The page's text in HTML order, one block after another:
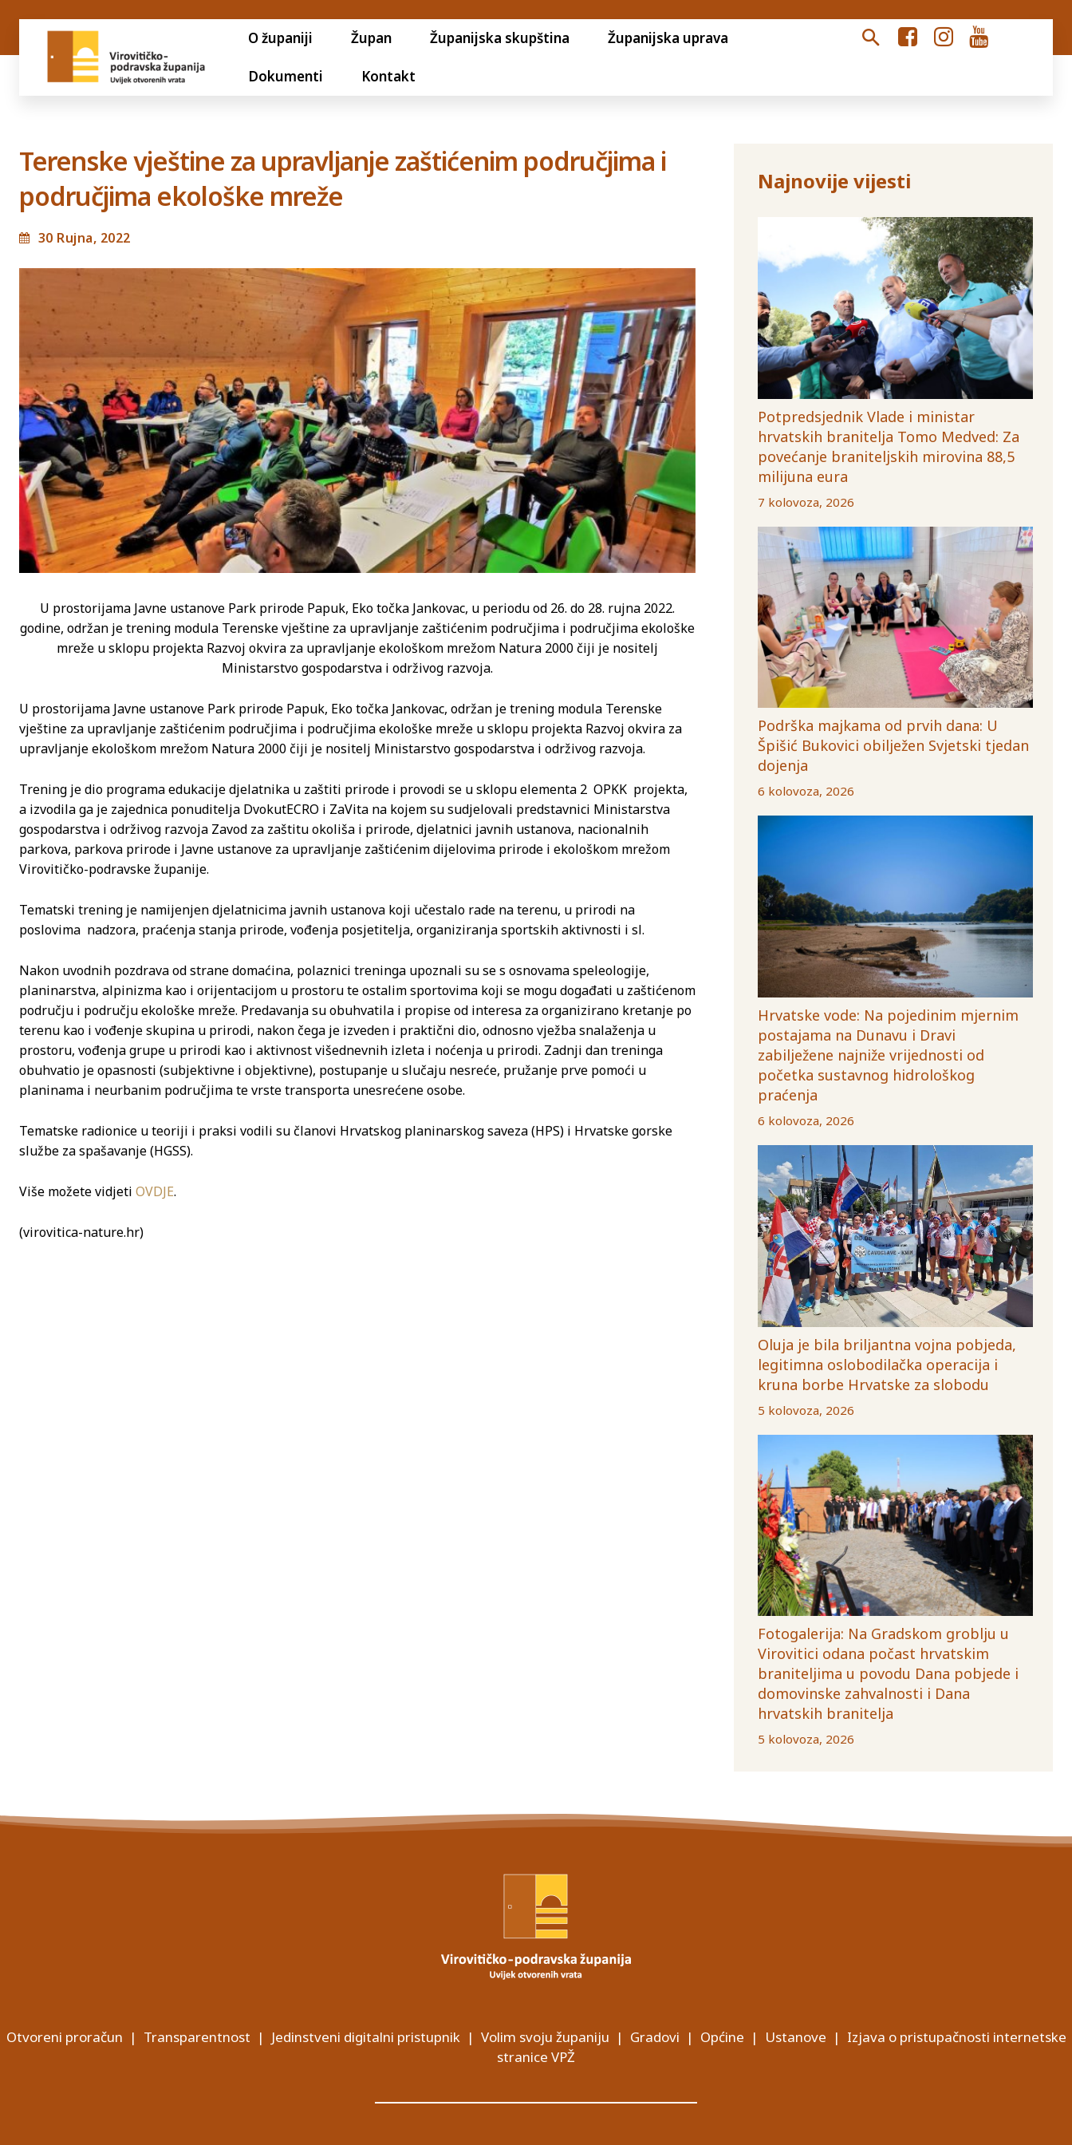
O županiji Župan Županijska skupština Županijska uprava
Dokumenti Kontakt
Terenske vještine za upravljanje zaštićenim područjima i
područjima ekološke mreže
30 Rujna, 2022
U prostorijama Javne ustanove Park prirode Papuk, Eko točka Jankovac, u periodu od 26. do 28. rujna 2022.
godine, održan je trening modula Terenske vještine za upravljanje zaštićenim područjima i područjima ekološke
mreže u sklopu projekta Razvoj okvira za upravljanje ekološkom mrežom Natura 2000 čiji je nositelj
Ministarstvo gospodarstva i održivog razvoja.
U prostorijama Javne ustanove Park prirode Papuk, Eko točka Jankovac, održan je trening modula Terenske
vještine za upravljanje zaštićenim područjima i područjima ekološke mreže u sklopu projekta Razvoj okvira za
upravljanje ekološkom mrežom Natura 2000 čiji je nositelj Ministarstvo gospodarstva i održivog razvoja.
Trening je dio programa edukacije djelatnika u zaštiti prirode i provodi se u sklopu elementa 2 OPKK projekta,
a izvodila ga je zajednica ponuditelja DvokutECRO i ZaVita na kojem su sudjelovali predstavnici Ministarstva
gospodarstva i održivog razvoja Zavod za zaštitu okoliša i prirode, djelatnici javnih ustanova, nacionalnih
parkova, parkova prirode i Javne ustanove za upravljanje zaštićenim dijelovima prirode i ekološkom mrežom
Virovitičko-podravske županije.
Tematski trening je namijenjen djelatnicima javnih ustanova koji učestalo rade na terenu, u prirodi na
poslovima nadzora, praćenja stanja prirode, vođenja posjetitelja, organiziranja sportskih aktivnosti i sl.
Nakon uvodnih pozdrava od strane domaćina, polaznici treninga upoznali su se s osnovama speleologije,
planinarstva, alpinizma kao i orijentacijom u prostoru te ostalim sportovima koji se mogu događati u zaštićenom
području i području ekološke mreže. Predavanja su obuhvatila i propise od interesa za organizirano kretanje po
terenu kao i vođenje skupina u prirodi, nakon čega je izveden i praktični dio, odnosno vježba snalaženja u
prostoru, vođenja grupe u prirodi kao i aktivnost višednevnih izleta i noćenja u prirodi. Zadnji dan treninga
obuhvatio je opasnosti (subjektivne i objektivne), postupanje u slučaju nesreće, pružanje prve pomoći u
planinama i neurbanim područjima te vrste transporta unesrećene osobe.
Tematske radionice u teoriji i praksi vodili su članovi Hrvatskog planinarskog saveza (HPS) i Hrvatske gorske
službe za spašavanje (HGSS).
Više možete vidjeti OVDJE.
(virovitica-nature.hr)
Najnovije vijesti
Potpredsjednik Vlade i ministar
hrvatskih branitelja Tomo Medved: Za
povećanje braniteljskih mirovina 88,5
milijuna eura
7 kolovoza, 2026
Podrška majkama od prvih dana: U
Špišić Bukovici obilježen Svjetski tjedan
dojenja
6 kolovoza, 2026
Hrvatske vode: Na pojedinim mjernim
postajama na Dunavu i Dravi
zabilježene najniže vrijednosti od
početka sustavnog hidrološkog
praćenja
6 kolovoza, 2026
Oluja je bila briljantna vojna pobjeda,
legitimna oslobodilačka operacija i
kruna borbe Hrvatske za slobodu
5 kolovoza, 2026
Fotogalerija: Na Gradskom groblju u
Virovitici odana počast hrvatskim
braniteljima u povodu Dana pobjede i
domovinske zahvalnosti i Dana
hrvatskih branitelja
5 kolovoza, 2026
Otvoreni proračun | Transparentnost | Jedinstveni digitalni pristupnik| Volim svoju županiju | Gradovi | Općine | Ustanove | Izjava o pristupačnosti internetske
stranice VPŽ